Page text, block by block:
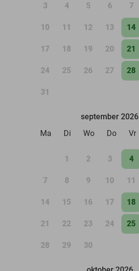
3 4 5 6 7
10 11 12 13 14
17 18 19 20 21
24 25 26 27 28
31
september 2026
Ma
Di Wo Do Vr
1 2 3 4
7 8 9 10 11
14 15 16 17 18
21 22 23 24 25
28 29 30